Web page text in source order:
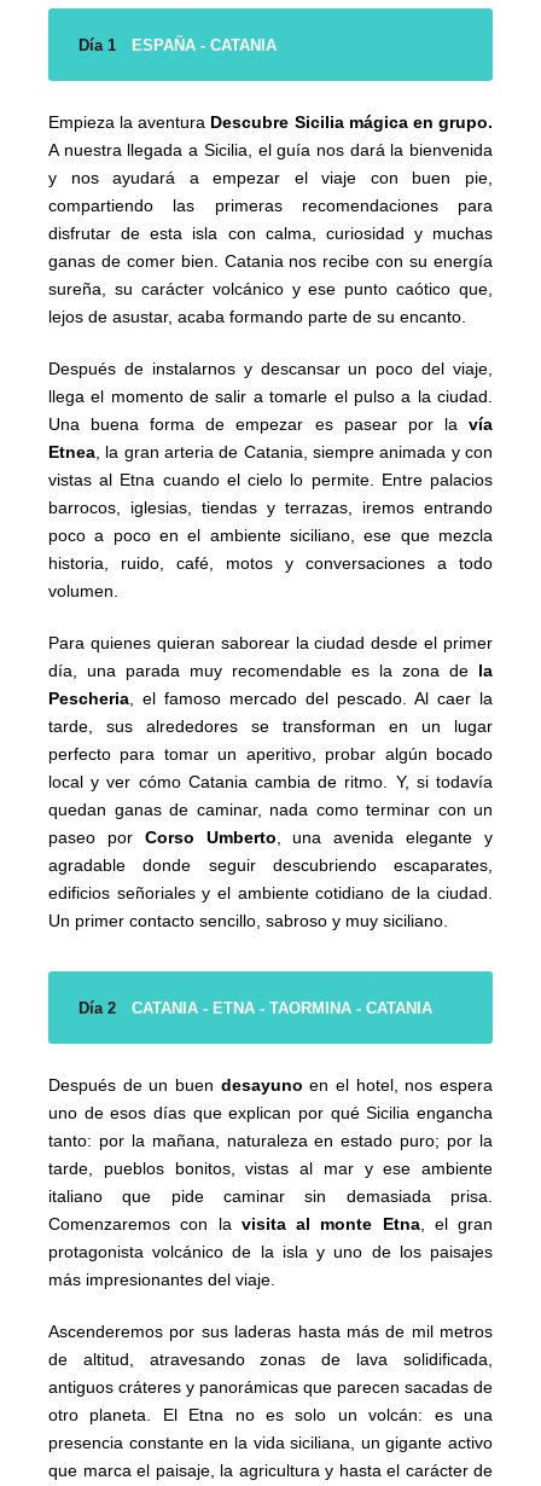
Día 1 ESPAÑA - CATANIA
Empieza la aventura Descubre Sicilia mágica en grupo.
A nuestra llegada a Sicilia, el guía nos dará la bienvenida
y nos ayudará a empezar el viaje con buen pie,
compartiendo las primeras recomendaciones para
disfrutar de esta isla con calma, curiosidad y muchas
ganas de comer bien. Catania nos recibe con su energía
sureña, su carácter volcánico y ese punto caótico que,
lejos de asustar, acaba formando parte de su encanto.
Después de instalarnos y descansar un poco del viaje,
llega el momento de salir a tomarle el pulso a la ciudad.
Una buena forma de empezar es pasear por la vía
Etnea , la gran arteria de Catania, siempre animada y con
vistas al Etna cuando el cielo lo permite. Entre palacios
barrocos, iglesias, tiendas y terrazas, iremos entrando
poco a poco en el ambiente siciliano, ese que mezcla
historia, ruido, café, motos y conversaciones a todo
volumen.
Para quienes quieran saborear la ciudad desde el primer
día, una parada muy recomendable es la zona de la
Pescheria , el famoso mercado del pescado. Al caer la
tarde, sus alrededores se transforman en un lugar
perfecto para tomar un aperitivo, probar algún bocado
local y ver cómo Catania cambia de ritmo. Y, si todavía
quedan ganas de caminar, nada como terminar con un
paseo por Corso Umberto , una avenida elegante y
agradable donde seguir descubriendo escaparates,
edificios señoriales y el ambiente cotidiano de la ciudad.
Un primer contacto sencillo, sabroso y muy siciliano.
Día 2 CATANIA - ETNA - TAORMINA - CATANIA
Después de un buen desayuno en el hotel, nos espera
uno de esos días que explican por qué Sicilia engancha
tanto: por la mañana, naturaleza en estado puro; por la
tarde, pueblos bonitos, vistas al mar y ese ambiente
italiano que pide caminar sin demasiada prisa.
Comenzaremos con la visita al monte Etna, el gran
protagonista volcánico de la isla y uno de los paisajes
más impresionantes del viaje.
Ascenderemos por sus laderas hasta más de mil metros
de altitud, atravesando zonas de lava solidificada,
antiguos cráteres y panorámicas que parecen sacadas de
otro planeta. El Etna no es solo un volcán: es una
presencia constante en la vida siciliana, un gigante activo
que marca el paisaje, la agricultura y hasta el carácter de